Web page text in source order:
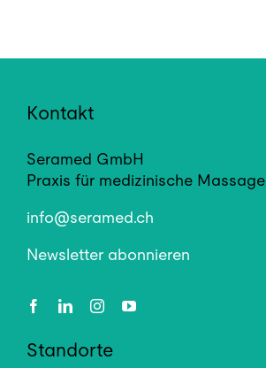
Kontakt
Seramed GmbH
Praxis für medizinische Massage
info@seramed.ch
Newsletter abonnieren
Standorte